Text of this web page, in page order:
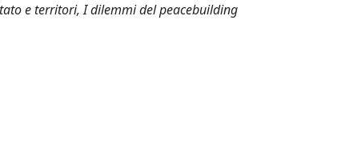
e territori, I dilemmi del peacebuilding